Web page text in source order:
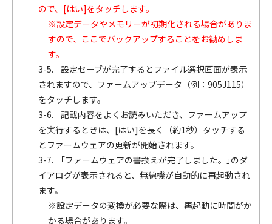
ので、[はい]をタッチします。
※設定データやメモリーが初期化される場合がありま
すので、ここでバックアップすることをお勧めしま
す。
3-5. 設定セーブが完了するとファイル選択画面が表示
されますので、ファームアップデータ（例：905J115）
をタッチします。
3-6. 記載内容をよくお読みいただき、ファームアップ
を実行するときは、[はい]を長く（約1秒）タッチする
とファームウェアの更新が開始されます。
3-7. ｢ファームウェアの書換えが完了しました。｣のダ
イアログが表示されると、無線機が自動的に再起動され
ます。
※設定データの変換が必要な際は、再起動に時間がか
かる場合があります。